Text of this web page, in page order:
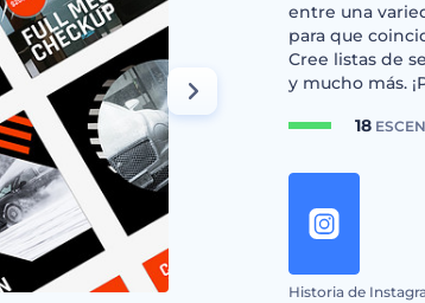
entre una
para que
Cree listas de
y mucho más.
18
Historia de